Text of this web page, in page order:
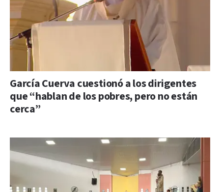
García Cuerva cuestionó a los dirigentes
que “hablan de los pobres, pero no están
cerca”